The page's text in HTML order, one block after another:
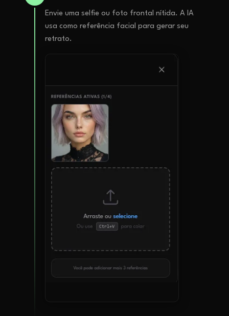
Envie uma selfie ou foto frontal nítida. A IA
usa como referência facial para gerar seu
retrato.